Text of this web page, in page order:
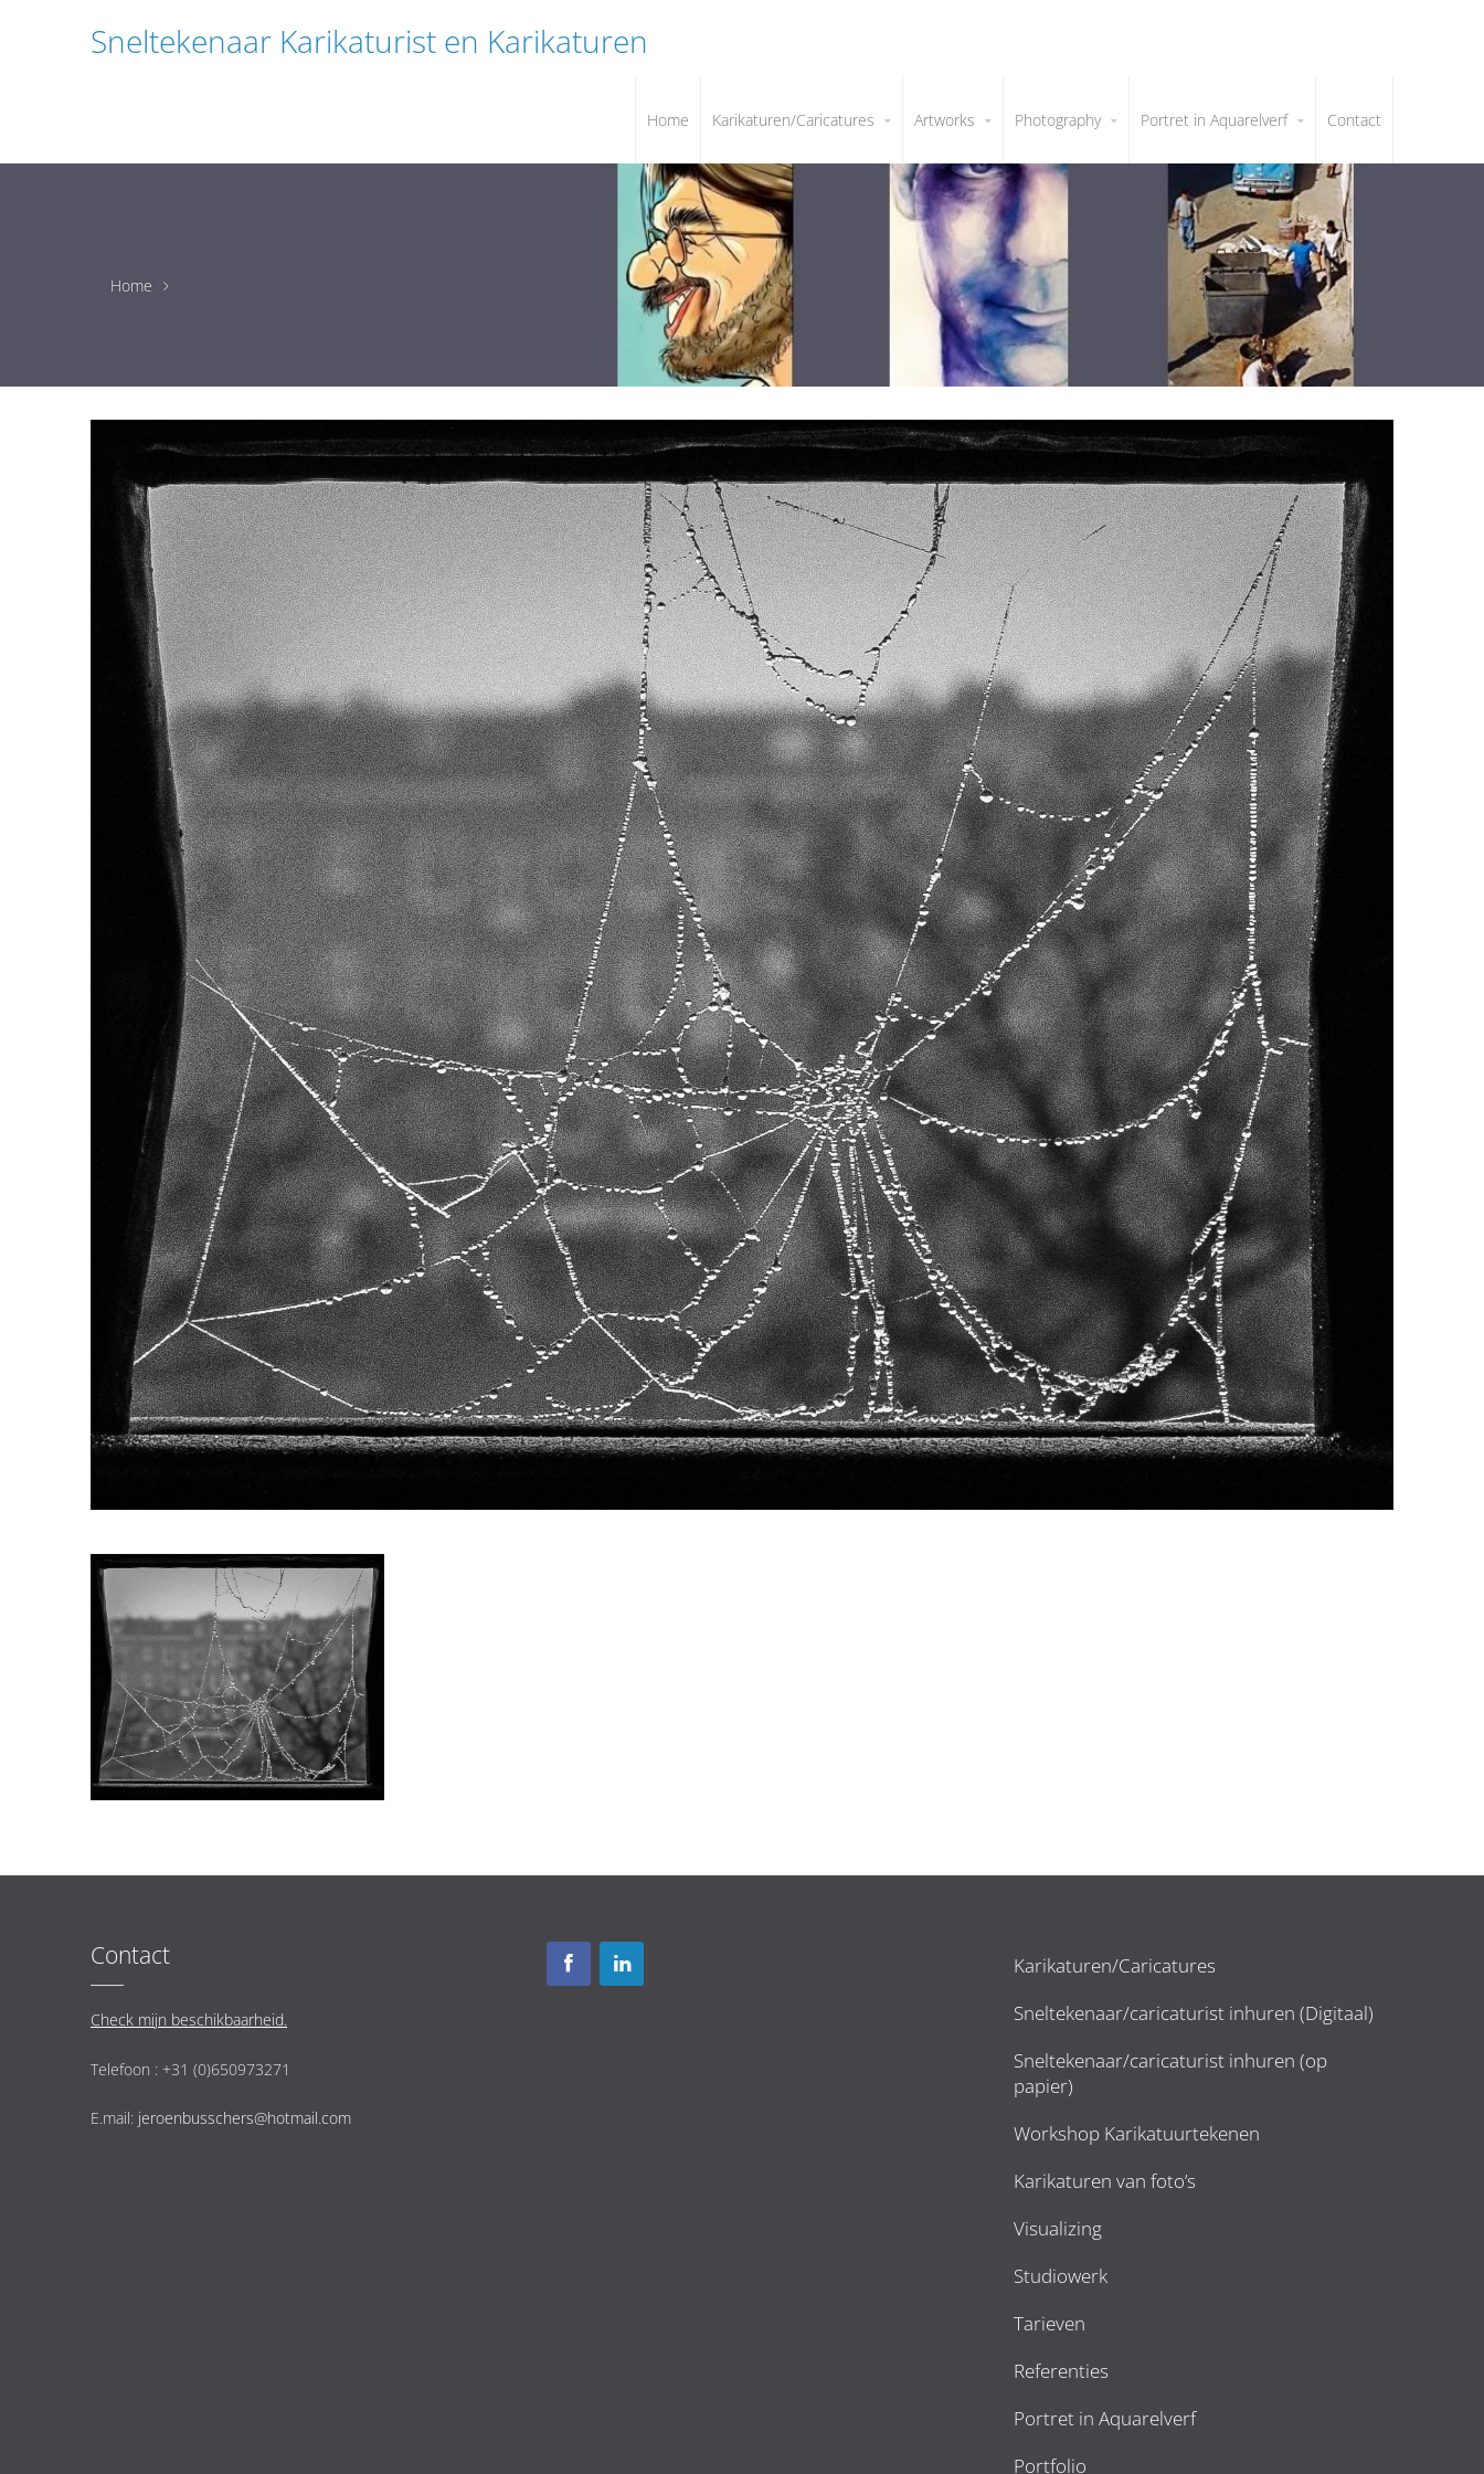
Sneltekenaar Karikaturist en Karikaturen
Home Karikaturen/Caricatures Artworks Photography Portret in Aquarelverf Contact
Home
Contact
Check mijn beschikbaarheid.
Telefoon : +31 (0)650973271
E.mail: jeroenbusschers@hotmail.com
Karikaturen/Caricatures
Sneltekenaar/caricaturist inhuren (Digitaal)
Sneltekenaar/caricaturist inhuren (op
papier)
Workshop Karikatuurtekenen
Karikaturen van foto’s
Visualizing
Studiowerk
Tarieven
Referenties
Portret in Aquarelverf
Portfolio